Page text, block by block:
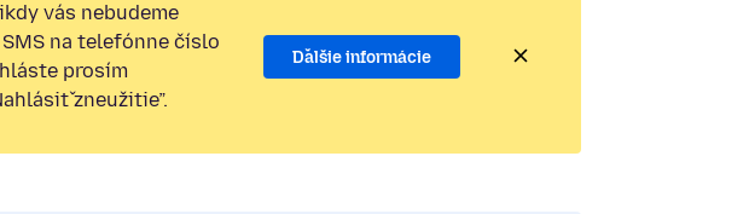
vás nebudeme
na telefónne číslo
prosím
zneužitie”.
Ďalšie informácie